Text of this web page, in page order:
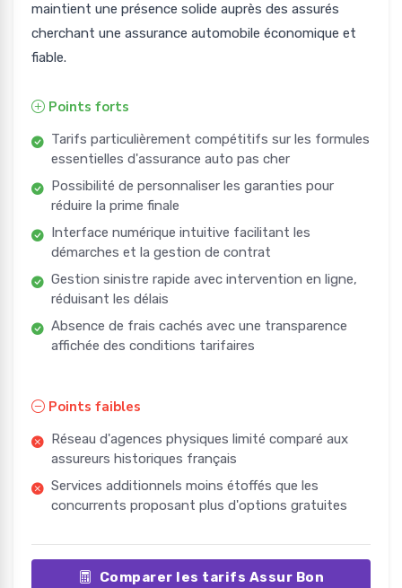
maintient une présence solide auprès des assurés
cherchant une assurance automobile économique et
fiable.
Points forts
Tarifs particulièrement compétitifs sur les formules
essentielles d'assurance auto pas cher
Possibilité de personnaliser les garanties pour
réduire la prime finale
Interface numérique intuitive facilitant les
démarches et la gestion de contrat
Gestion sinistre rapide avec intervention en ligne,
réduisant les délais
Absence de frais cachés avec une transparence
affichée des conditions tarifaires
Points faibles
Réseau d'agences physiques limité comparé aux
assureurs historiques français
Services additionnels moins étoffés que les
concurrents proposant plus d'options gratuites
Comparer les tarifs Assur Bon